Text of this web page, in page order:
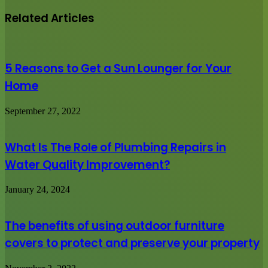
Related Articles
5 Reasons to Get a Sun Lounger for Your
Home
September 27, 2022
What Is The Role of Plumbing Repairs in
Water Quality Improvement?
January 24, 2024
The benefits of using outdoor furniture
covers to protect and preserve your property